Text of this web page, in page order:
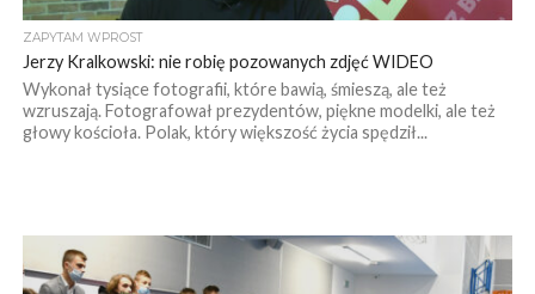
ZAPYTAM WPROST
Jerzy Kralkowski: nie robię pozowanych zdjęć WIDEO
Wykonał tysiące fotografii, które bawią, śmieszą, ale też
wzruszają. Fotografował prezydentów, piękne modelki, ale też
głowy kościoła. Polak, który większość życia spędził...